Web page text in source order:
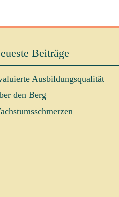
Beiträge
Ausbildungsqualität
den Berg